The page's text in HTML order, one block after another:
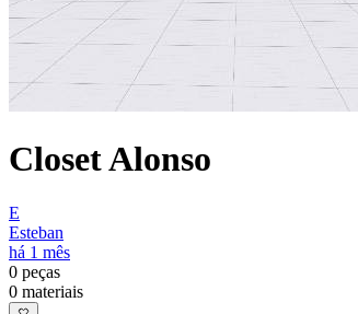
Closet Alonso
E
Esteban
há 1 mês
0 peças
0 materiais